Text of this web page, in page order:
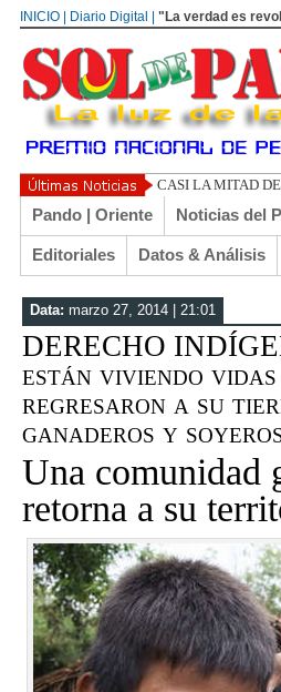
INICIO | Diario Digital | "La verdad es
UN LIBERTARIO LL
Pando | Oriente Noticias del
Editoriales Datos & Análisis
Data: marzo 27, 2014 | 21:01
DERECHO
están viviendo vidas
regresaron a su
ganaderos y
Una comunidad
retorna a su